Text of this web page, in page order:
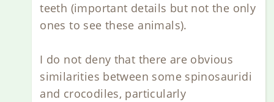
teeth (important details but not the only
ones to see these animals).
I do not deny that there are obvious
similarities between some spinosauridi
and crocodiles, particularly